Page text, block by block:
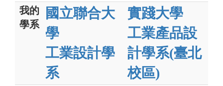
我的
學系
國立聯合大
學
工業設計學
系
實踐大學
工業產品設
計學系(臺北
校區)